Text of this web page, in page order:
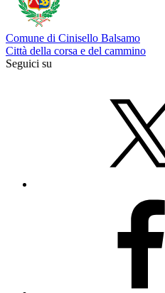
Comune di Cinisello Balsamo
Città della corsa e del cammino
Seguici su